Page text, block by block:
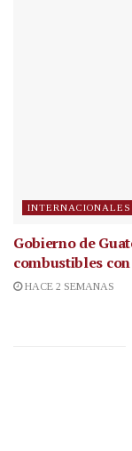
INTERNACIONALES
Gobierno de
combustibles
HACE 2 SEMANAS